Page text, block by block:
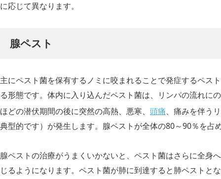
に応じて異なります。
腺ペスト
主にペスト菌を保有するノミに咬まれることで発症するペス
る形態です。体内に入り込んだペスト菌は、リンパの流れに
ほどの潜伏期間の後に突然の高熱、悪寒、 頭痛、痛みを伴う
典型的です）が発生します。腺ペストが全体の80～90％を占
腺ペストの治療がうまくいかないと、ペスト菌はさらに全身
じるようになります。ペスト菌が肺に到達すると肺ペストと